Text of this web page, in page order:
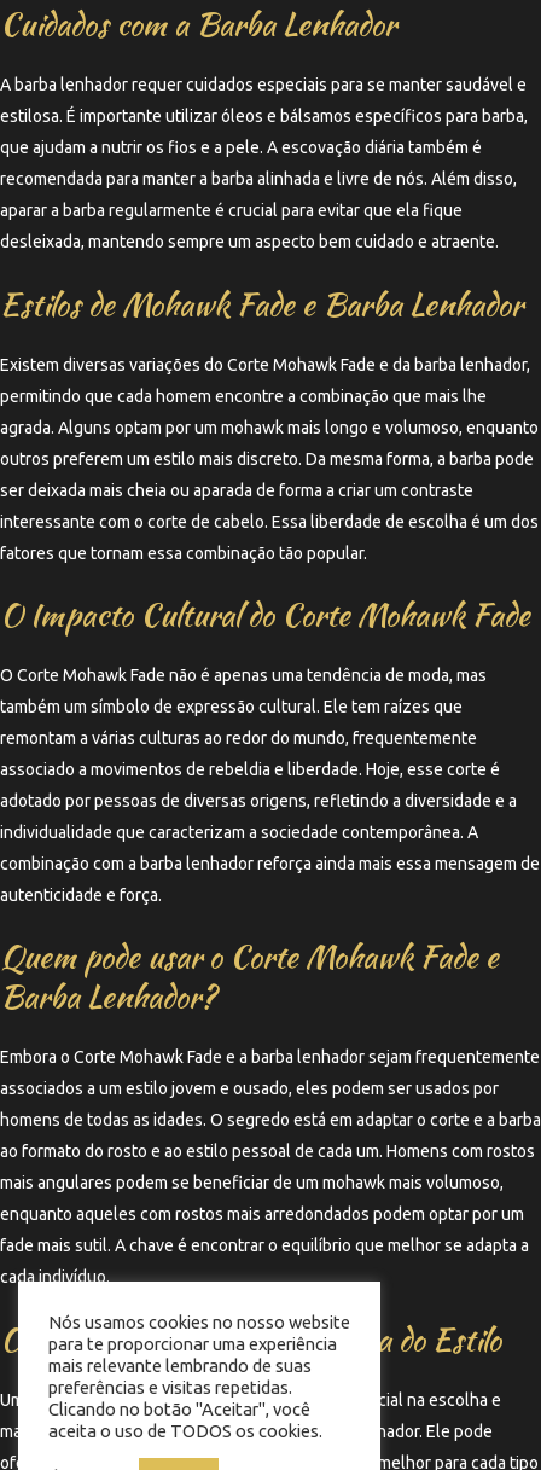
Cuidados com a Barba Lenhador
A barba lenhador requer cuidados especiais para se manter saudável e
estilosa. É importante utilizar óleos e bálsamos específicos para barba,
que ajudam a nutrir os fios e a pele. A escovação diária também é
recomendada para manter a barba alinhada e livre de nós. Além disso,
aparar a barba regularmente é crucial para evitar que ela fique
desleixada, mantendo sempre um aspecto bem cuidado e atraente.
Estilos de Mohawk Fade e Barba Lenhador
Existem diversas variações do Corte Mohawk Fade e da barba lenhador,
permitindo que cada homem encontre a combinação que mais lhe
agrada. Alguns optam por um mohawk mais longo e volumoso, enquanto
outros preferem um estilo mais discreto. Da mesma forma, a barba pode
ser deixada mais cheia ou aparada de forma a criar um contraste
interessante com o corte de cabelo. Essa liberdade de escolha é um dos
fatores que tornam essa combinação tão popular.
O Impacto Cultural do Corte Mohawk Fade
O Corte Mohawk Fade não é apenas uma tendência de moda, mas
também um símbolo de expressão cultural. Ele tem raízes que
remontam a várias culturas ao redor do mundo, frequentemente
associado a movimentos de rebeldia e liberdade. Hoje, esse corte é
adotado por pessoas de diversas origens, refletindo a diversidade e a
individualidade que caracterizam a sociedade contemporânea. A
combinação com a barba lenhador reforça ainda mais essa mensagem de
autenticidade e força.
Quem pode usar o Corte Mohawk Fade e
Barba Lenhador?
Embora o Corte Mohawk Fade e a barba lenhador sejam frequentemente
associados a um estilo jovem e ousado, eles podem ser usados por
homens de todas as idades. O segredo está em adaptar o corte e a barba
ao formato do rosto e ao estilo pessoal de cada um. Homens com rostos
mais angulares podem se beneficiar de um mohawk mais volumoso,
enquanto aqueles com rostos mais arredondados podem optar por um
fade mais sutil. A chave é encontrar o equilíbrio que melhor se adapta a
cada indivíduo.
O Papel do Barbeiro na Escolha do Estilo
Um barbeiro experiente desempenha um papel crucial na escolha e
manutenção do Corte Mohawk Fade e da barba lenhador. Ele pode
oferecer conselhos sobre quais estilos funcionam melhor para cada tipo
Nós usamos cookies no nosso website
para te proporcionar uma experiência
mais relevante lembrando de suas
preferências e visitas repetidas.
Clicando no botão "Aceitar", você
aceita o uso de TODOS os cookies.